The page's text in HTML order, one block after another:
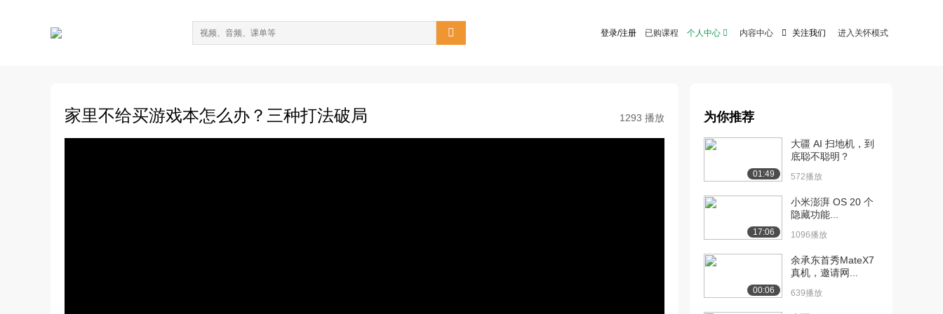
 登录/注册 已购课程 个人中心  内容中心  关注我们 进入关怀模式
家里不给买游戏本怎么办？三种打法破局 1293 播放 为你推荐
01:49
大疆 AI 扫地机，到
底聪不聪明？
572播放
17:06
小米澎湃 OS 20 个
隐藏功能...
1096播放
00:06
余承东首秀MateX7
真机，邀请网...
639播放